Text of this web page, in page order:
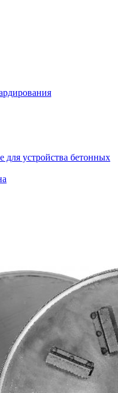
для устройства бетонных